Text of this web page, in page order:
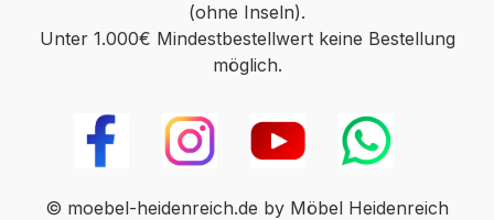
(ohne Inseln).
Unter 1.000€ Mindestbestellwert keine Bestellung
möglich.
© moebel-heidenreich.de by Möbel Heidenreich